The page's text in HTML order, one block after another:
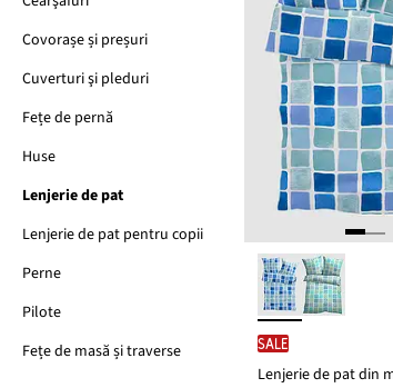
Covorașe și preșuri
Cuverturi şi pleduri
Fețe de pernă
Huse
Lenjerie de pat
Lenjerie de pat pentru copii
Perne
Pilote
Fețe de masă și traverse
SALE